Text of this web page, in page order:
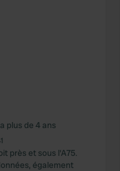
plus de 4 ans
près et sous l'A75.
également